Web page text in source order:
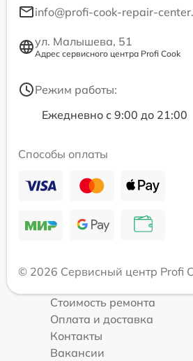
info@profi-cook-repair-
ул. Малышева, 51
Адрес сервисного центра Profi Cook
Режим работы:
Ежедневно с 9:00 до 21:00
Способы оплаты
© 2026 Сервисный центр Profi
Стоимость ремонта
Оплата и доставка
Контакты
Вакансии